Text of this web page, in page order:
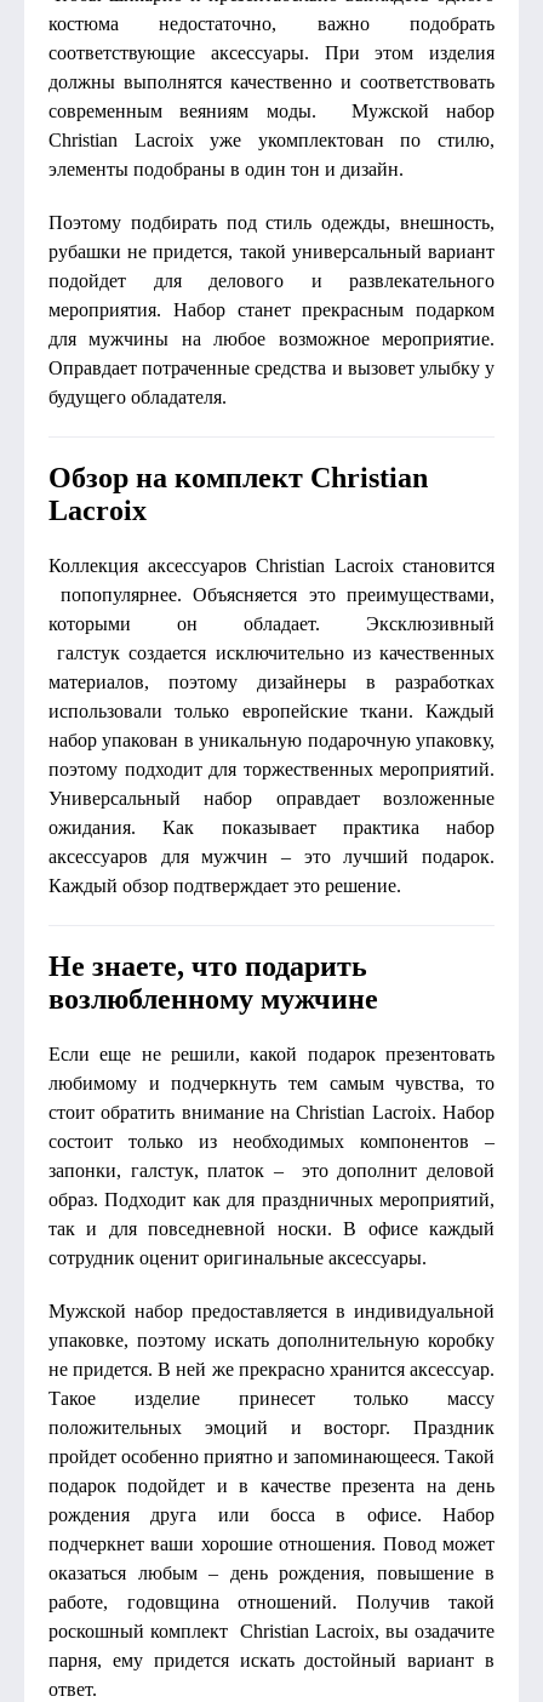
костюма недостаточно, важно подобрать
соответствующие аксессуары. При этом изделия
должны выполнятся качественно и соответствовать
современным веяниям моды. Мужской набор
Christian Lacroix уже укомплектован по стилю,
элементы подобраны в один тон и дизайн.
Поэтому подбирать под стиль одежды, внешность,
рубашки не придется, такой универсальный вариант
подойдет для делового и развлекательного
мероприятия. Набор станет прекрасным подарком
для мужчины на любое возможное мероприятие.
Оправдает потраченные средства и вызовет улыбку у
будущего обладателя.
Обзор на комплект Christian
Lacroix
Коллекция аксессуаров Christian Lacroix становится
попопулярнее. Объясняется это преимуществами,
которыми он обладает. Эксклюзивный
галстук создается исключительно из качественных
материалов, поэтому дизайнеры в разработках
использовали только европейские ткани. Каждый
набор упакован в уникальную подарочную упаковку,
поэтому подходит для торжественных мероприятий.
Универсальный набор оправдает возложенные
ожидания. Как показывает практика набор
аксессуаров для мужчин – это лучший подарок.
Каждый обзор подтверждает это решение.
Не знаете, что подарить
возлюбленному мужчине
Если еще не решили, какой подарок презентовать
любимому и подчеркнуть тем самым чувства, то
стоит обратить внимание на Christian Lacroix. Набор
состоит только из необходимых компонентов –
запонки, галстук, платок – это дополнит деловой
образ. Подходит как для праздничных мероприятий,
так и для повседневной носки. В офисе каждый
сотрудник оценит оригинальные аксессуары.
Мужской набор предоставляется в индивидуальной
упаковке, поэтому искать дополнительную коробку
не придется. В ней же прекрасно хранится аксессуар.
Такое изделие принесет только массу
положительных эмоций и восторг. Праздник
пройдет особенно приятно и запоминающееся. Такой
подарок подойдет и в качестве презента на день
рождения друга или босса в офисе. Набор
подчеркнет ваши хорошие отношения. Повод может
оказаться любым – день рождения, повышение в
работе, годовщина отношений. Получив такой
роскошный комплект Christian Lacroix, вы озадачите
парня, ему придется искать достойный вариант в
ответ.